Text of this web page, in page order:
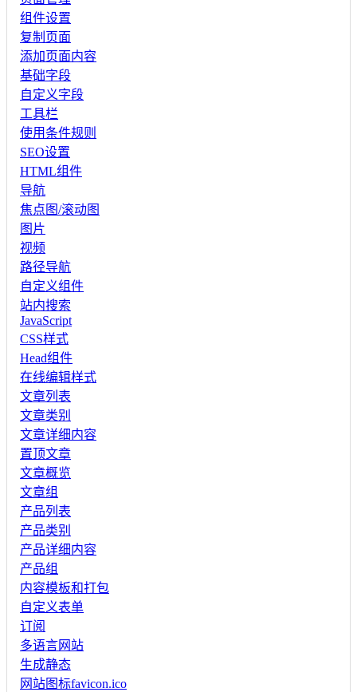
组件设置
复制页面
添加页面内容
基础字段
自定义字段
工具栏
使用条件规则
SEO设置
HTML组件
导航
焦点图/滚动图
图片
视频
路径导航
自定义组件
站内搜索
JavaScript
CSS样式
Head组件
在线编辑样式
文章列表
文章类别
文章详细内容
置顶文章
文章概览
文章组
产品列表
产品类别
产品详细内容
产品组
内容模板和打包
自定义表单
订阅
多语言网站
生成静态
网站图标favicon.ico